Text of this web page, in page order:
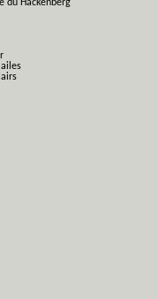
du Hackenberg